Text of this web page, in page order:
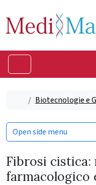
HomeBiotecnologie e
Fibrosi cistica:
farmacologico
Open side menu